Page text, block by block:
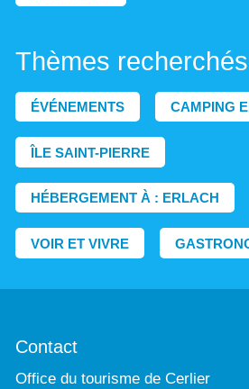
Thèmes recherchés
ÉVÉNEMENTS CAMPING
ÎLE SAINT-PIERRE
HÉBERGEMENT À : ERLACH
VOIR ET VIVRE
Contact
Office du tourisme de Cerlier